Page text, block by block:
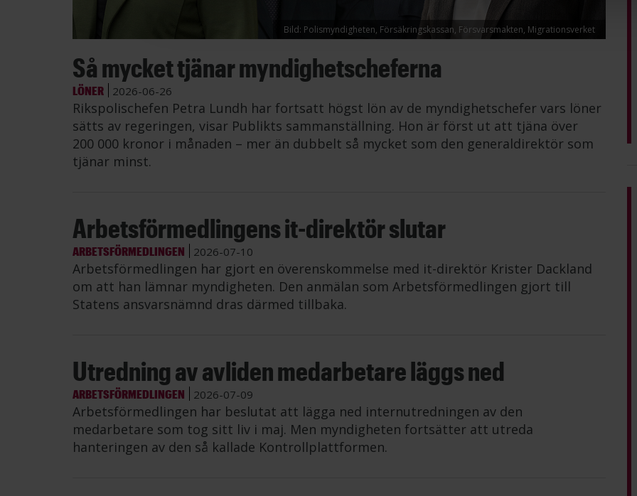
Bild: Polismyndigheten, Försäkringskassan, Försvarsmakten, Migrationsverket
Så mycket tjänar myndighetscheferna
LÖNER 2026-06-26
Rikspolischefen Petra Lundh har fortsatt högst lön av de myndighetschefer vars löner
sätts av regeringen, visar Publikts sammanställning. Hon är först ut att tjäna över
200 000 kronor i månaden – mer än dubbelt så mycket som den generaldirektör som
tjänar minst.
Arbetsförmedlingens it-direktör slutar
ARBETSFÖRMEDLINGEN 2026-07-10
Arbetsförmedlingen har gjort en överenskommelse med it-direktör Krister Dackland
om att han lämnar myndigheten. Den anmälan som Arbetsförmedlingen gjort till
Statens ansvarsnämnd dras därmed tillbaka.
Utredning av avliden medarbetare läggs ned
ARBETSFÖRMEDLINGEN 2026-07-09
Arbetsförmedlingen har beslutat att lägga ned internutredningen av den
medarbetare som tog sitt liv i maj. Men myndigheten fortsätter att utreda
hanteringen av den så kallade Kontrollplattformen.